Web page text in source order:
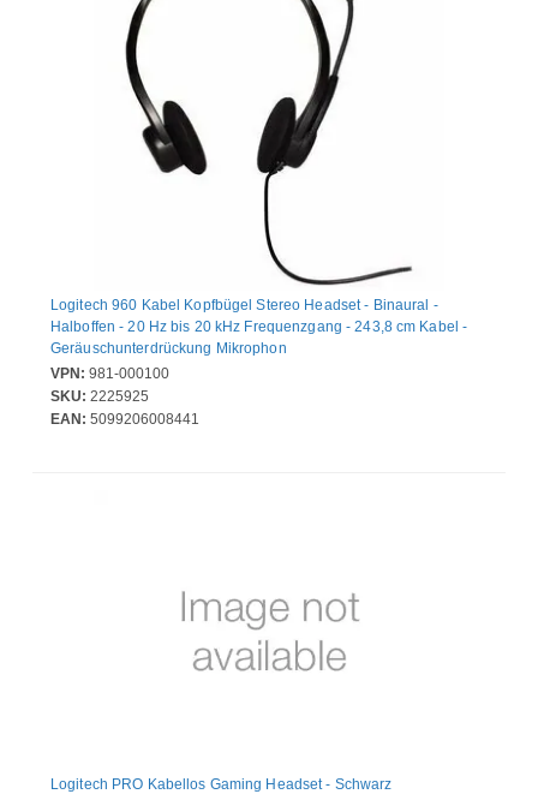
Logitech 960 Kabel Kopfbügel Stereo Headset - Binaural -
Halboffen - 20 Hz bis 20 kHz Frequenzgang - 243,8 cm Kabel -
Geräuschunterdrückung Mikrophon
VPN: 981-000100
SKU: 2225925
EAN: 5099206008441
Logitech PRO Kabellos Gaming Headset - Schwarz